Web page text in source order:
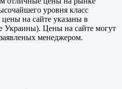
уровня класс
на сайте указаны в
Украины). Цены на сайте могут
менеджером.